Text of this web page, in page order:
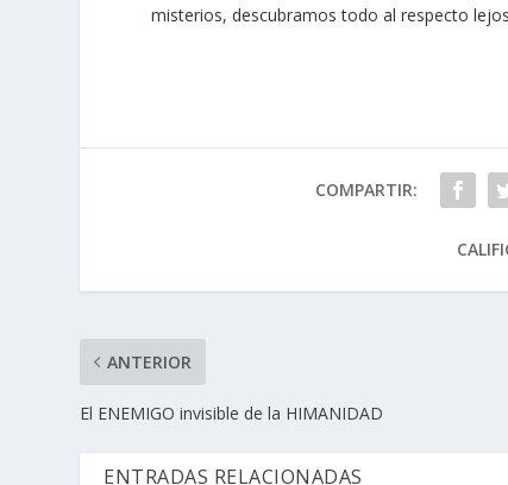
misterios, descubramos todo al respecto
COMPARTIR:
ANTERIOR
El ENEMIGO invisible de la HIMANIDAD
ENTRADAS RELACIONADAS